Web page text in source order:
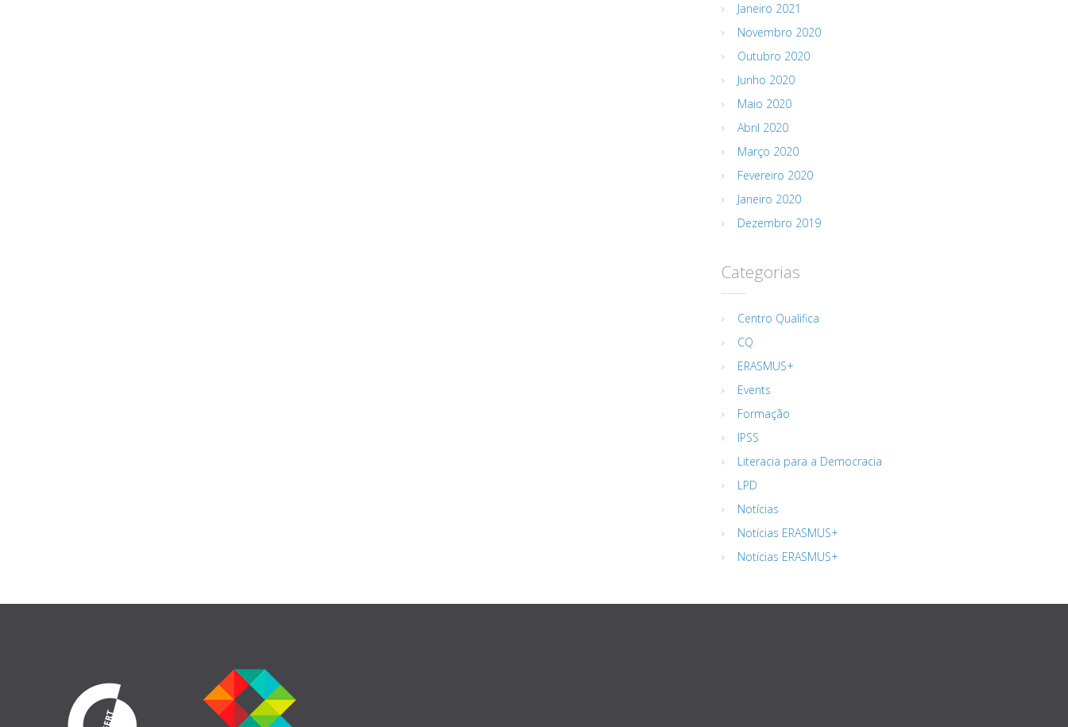
Janeiro 2021
Novembro 2020
Outubro 2020
Junho 2020
Maio 2020
Abril 2020
Março 2020
Fevereiro 2020
Janeiro 2020
Dezembro 2019
Categorias
Centro Qualifica
CQ
ERASMUS+
Events
Formação
IPSS
Literacia para a Democracia
LPD
Notícias
Notícias ERASMUS+
Notícias ERASMUS+